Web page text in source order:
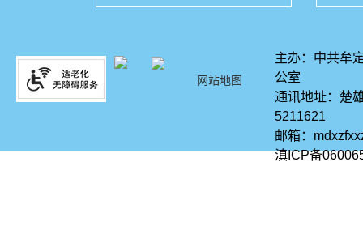
网站地图
主办：中共牟
公室
通讯地址：楚
5211621
邮箱：
滇ICP备